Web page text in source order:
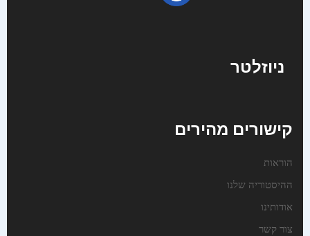
ניוזלטר
קישורים מהירים
הוראות
ההיסטוריה שלנו
אודותינו
צור קשר